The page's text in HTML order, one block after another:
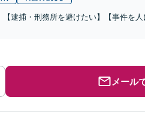
逮捕・刑務所を避けたい】【事件を人
メール